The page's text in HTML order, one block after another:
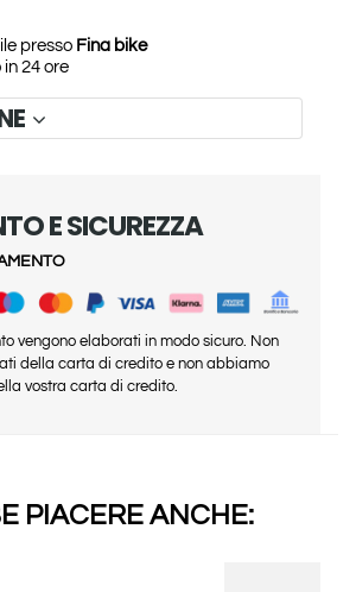
presso Fina bike
24 ore
E SICUREZZA
vengono elaborati in modo sicuro. Non
della carta di credito e non abbiamo
vostra carta di credito.
PIACERE ANCHE: